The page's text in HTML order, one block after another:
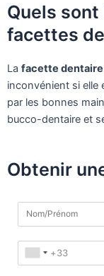
Quels
facettes
La facette
inconvénient si elle
par les bonnes
bucco-dentaire et
Obtenir